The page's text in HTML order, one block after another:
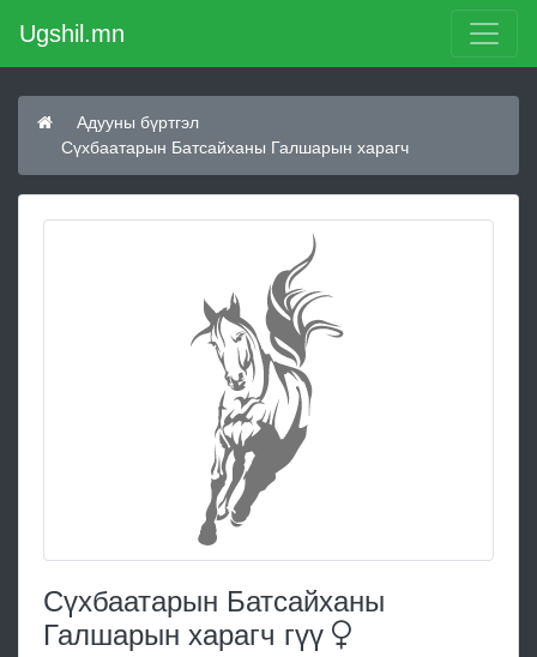
Ugshil.mn
Адууны бүртгэл
Сүхбаатарын Батсайханы Галшарын харагч
Сүхбаатарын Батсайханы
Галшарын харагч гүү